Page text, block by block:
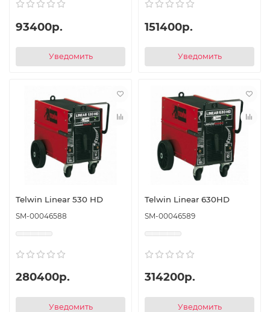
93400р.
Уведомить
151400р.
Уведомить
Telwin Linear 530 HD
SM-00046588
280400р.
Уведомить
Telwin Linear 630HD
SM-00046589
314200р.
Уведомить